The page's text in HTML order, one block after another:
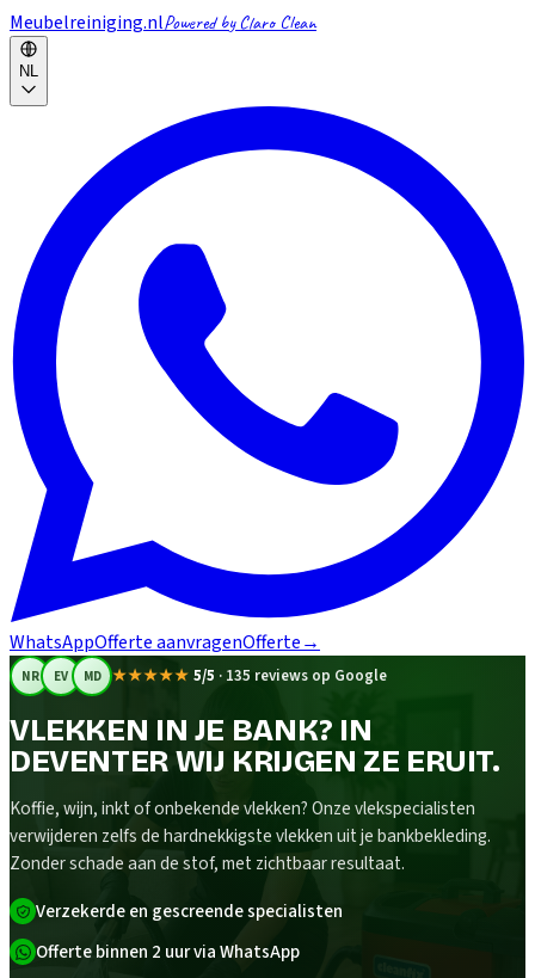
Meubelreiniging.nlPowered by Claro Clean
NL
WhatsAppOfferte aanvragenOfferte→
NR EV MD ★★★★★ 5/5 · 135 reviews op Google
VLEKKEN IN JE BANK? IN
DEVENTER WIJ KRIJGEN ZE ERUIT.
Koffie, wijn, inkt of onbekende vlekken? Onze vlekspecialisten
verwijderen zelfs de hardnekkigste vlekken uit je bankbekleding.
Zonder schade aan de stof, met zichtbaar resultaat.
Verzekerde en gescreende specialisten
Offerte binnen 2 uur via WhatsApp